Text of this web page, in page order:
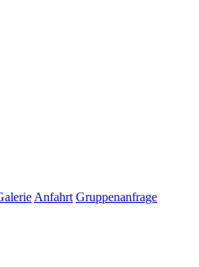
Anfahrt Gruppenanfrage